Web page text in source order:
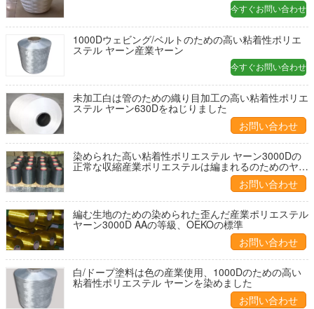
今すぐお問い合わせ
1000Dウェビング/ベルトのための高い粘着性ポリエ
ステル ヤーン産業ヤーン
今すぐお問い合わせ
未加工白は管のための織り目加工の高い粘着性ポリエ
ステル ヤーン630Dをねじりました
お問い合わせ
染められた高い粘着性ポリエステル ヤーン3000Dの
正常な収縮産業ポリエステルは編まれるのためのヤー
お問い合わせ
編む生地のための染められた歪んだ産業ポリエステル
ヤーン3000D AAの等級、OEKOの標準
お問い合わせ
白/ドープ塗料は色の産業使用、1000Dのための高い
粘着性ポリエステル ヤーンを染めました
お問い合わせ